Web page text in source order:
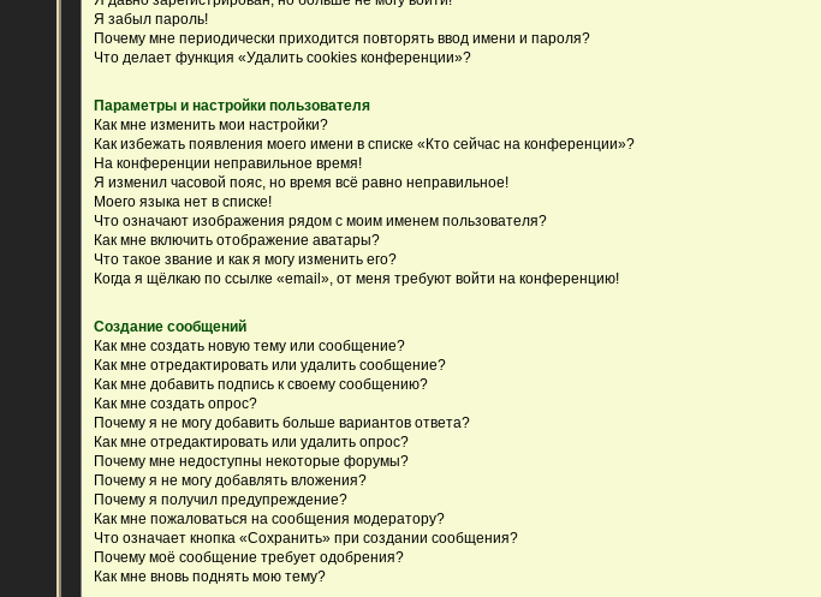
Я забыл пароль!
Почему мне периодически приходится повторять ввод имени и пароля?
Что делает функция «Удалить cookies конференции»?
Параметры и настройки пользователя
Как мне изменить мои настройки?
Как избежать появления моего имени в списке «Кто сейчас на конференции»?
На конференции неправильное время!
Я изменил часовой пояс, но время всё равно неправильное!
Моего языка нет в списке!
Что означают изображения рядом с моим именем пользователя?
Как мне включить отображение аватары?
Что такое звание и как я могу изменить его?
Когда я щёлкаю по ссылке «email», от меня требуют войти на конференцию!
Создание сообщений
Как мне создать новую тему или сообщение?
Как мне отредактировать или удалить сообщение?
Как мне добавить подпись к своему сообщению?
Как мне создать опрос?
Почему я не могу добавить больше вариантов ответа?
Как мне отредактировать или удалить опрос?
Почему мне недоступны некоторые форумы?
Почему я не могу добавлять вложения?
Почему я получил предупреждение?
Как мне пожаловаться на сообщения модератору?
Что означает кнопка «Сохранить» при создании сообщения?
Почему моё сообщение требует одобрения?
Как мне вновь поднять мою тему?